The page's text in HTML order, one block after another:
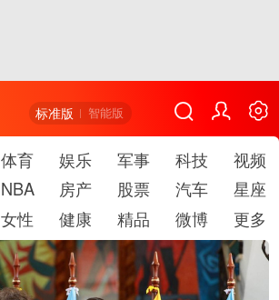
标准版 智能版
体育 娱乐 军事 科技
视频
NBA 房产 股票 汽车
星座
女性 健康 精品 微博 更多